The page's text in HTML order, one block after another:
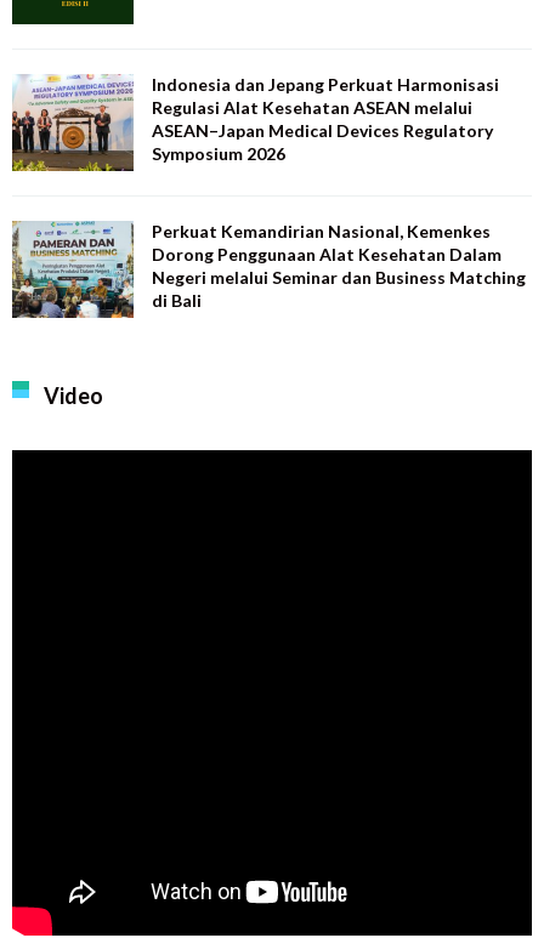
Indonesia dan Jepang Perkuat Harmonisasi
Regulasi Alat Kesehatan ASEAN melalui
ASEAN–Japan Medical Devices Regulatory
Symposium 2026
Perkuat Kemandirian Nasional, Kemenkes
Dorong Penggunaan Alat Kesehatan Dalam
Negeri melalui Seminar dan Business Matching
di Bali
Video